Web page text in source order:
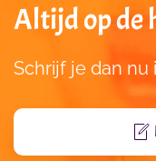
Altijd op de
Schrijf je dan nu